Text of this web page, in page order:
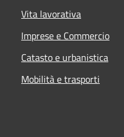
Vita lavorativa
Imprese e Commercio
Catasto e urbanistica
Mobilità e trasporti